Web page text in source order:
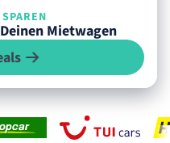
Mietwagen